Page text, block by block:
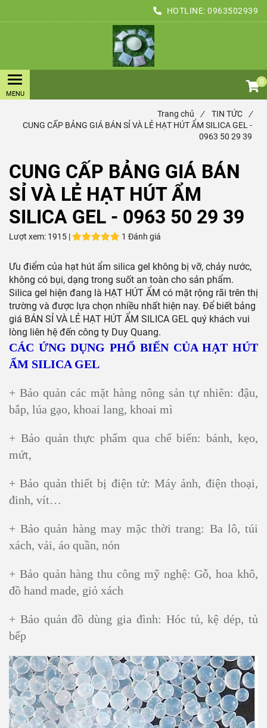
HOTLINE: 0963502939
0
Trang chủ / TIN TỨC
/
CUNG CẤP BẢNG GIÁ BÁN SỈ VÀ LẺ HẠT HÚT ẨM SILICA GEL -
0963 50 29 39
CUNG CẤP BẢNG GIÁ BÁN
SỈ VÀ LẺ HẠT HÚT ẨM
SILICA GEL - 0963 50 29 39
Lượt xem: 1915 | 1 Đánh giá
Ưu điểm của hạt hút ẩm silica gel không bị vỡ, chảy nước,
không có bụi, dạng trong suốt an toàn cho sản phẩm.
Silica gel hiện đang là HẠT HÚT ẨM có mặt rộng rãi trên thị
trường và được lựa chọn nhiều nhất hiện nay. Để biết bảng
giá BÁN SỈ VÀ LẺ HẠT HÚT ẨM SILICA GEL quý khách vui
lòng liên hệ đến công ty Duy Quang.
CÁC ỨNG DỤNG PHỔ BIẾN CỦA HẠT HÚT
ẨM SILICA GEL
+ Bảo quản các mặt hàng nông sản tự nhiên: đậu,
bắp, lúa gạo, khoai lang, khoai mì
+ Bảo quản thực phẩm qua chế biến: bánh, kẹo,
mứt,
+ Bảo quản thiết bị điện tử: Máy ảnh, điện thoại,
đinh, vít…
+ Bảo quản hàng may mặc thời trang: Ba lô, túi
xách, vải, áo quần, nón
+ Bảo quản hàng thu công mỹ nghệ: Gỗ, hoa khô,
đồ hand made, giỏ xách
+ Bảo quản đồ dùng gia đình: Hóc tủ, kệ dép, tủ
bếp